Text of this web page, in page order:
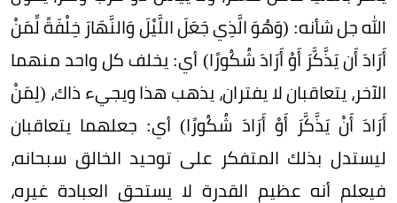
الله جل شأنه: (وَهُوَ الَّذِي جَعَلَ اللَّيْلَ وَالنَّهَارَ خِلْفَةً لِّمَنْ
أَرَادَ أَن يَذَّكَّرَ أَوْ أَرَادَ شُكُورًا) أي: يخلف كل واحد منهما
الآخر، يتعاقبان لا يفتران، يذهب هذا ويجيء ذاك، (لِمَنْ
أَرَادَ أَنْ يَذَّكَّرَ أَوْ أَرَادَ شُكُورًا) أي: جعلهما يتعاقبان
ليستدل بذلك المتفكر على توحيد الخالق سبحانه،
فيعلم أنه عظيم القدرة لا يستحق العبادة غيره،